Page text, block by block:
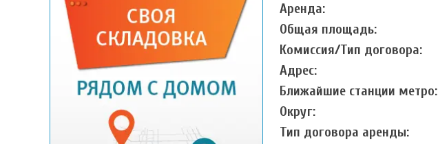
Аренда:
Общая площадь:
Комиссия/Тип договора:
Адрес:
Ближайшие станции метро:
Округ:
Тип договора аренды: